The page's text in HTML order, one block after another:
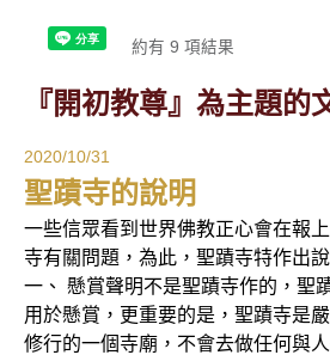
『開初教尊』為主題的
約有 9 項結果
2020/10/31
聖蹟寺的說明
一些信眾看到世界佛教正心會在報
寺有關問題，為此，聖蹟寺特作出說
一、 懸賞聲明不是聖蹟寺作的，聖
用於懸賞，更重要的是，聖蹟寺是
修行的一個寺廟，不會去做任何與